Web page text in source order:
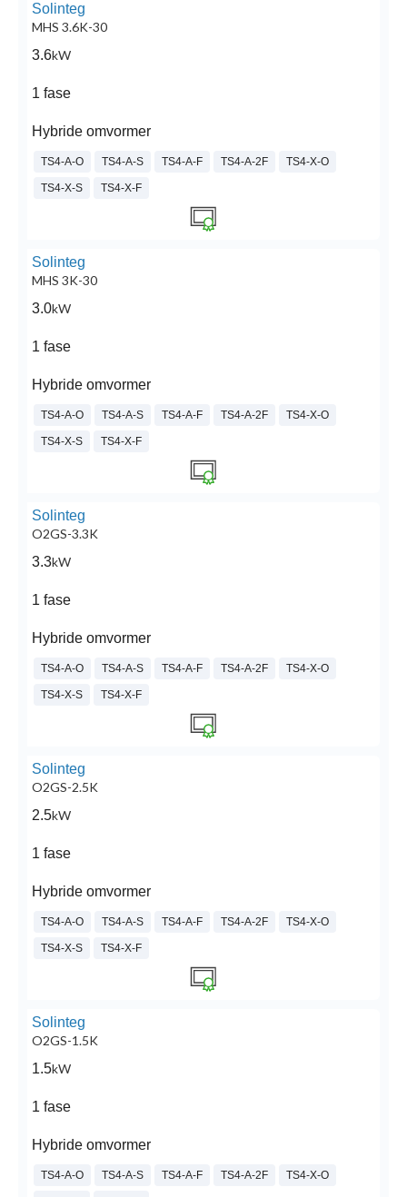
Solinteg
MHS 3.6K-30
3.6kW
1 fase
Hybride omvormer
TS4-A-O TS4-A-S TS4-A-F TS4-A-2F TS4-X-O
TS4-X-S TS4-X-F
Solinteg
MHS 3K-30
3.0kW
1 fase
Hybride omvormer
TS4-A-O TS4-A-S TS4-A-F TS4-A-2F TS4-X-O
TS4-X-S TS4-X-F
Solinteg
O2GS-3.3K
3.3kW
1 fase
Hybride omvormer
TS4-A-O TS4-A-S TS4-A-F TS4-A-2F TS4-X-O
TS4-X-S TS4-X-F
Solinteg
O2GS-2.5K
2.5kW
1 fase
Hybride omvormer
TS4-A-O TS4-A-S TS4-A-F TS4-A-2F TS4-X-O
TS4-X-S TS4-X-F
Solinteg
O2GS-1.5K
1.5kW
1 fase
Hybride omvormer
TS4-A-O TS4-A-S TS4-A-F TS4-A-2F TS4-X-O